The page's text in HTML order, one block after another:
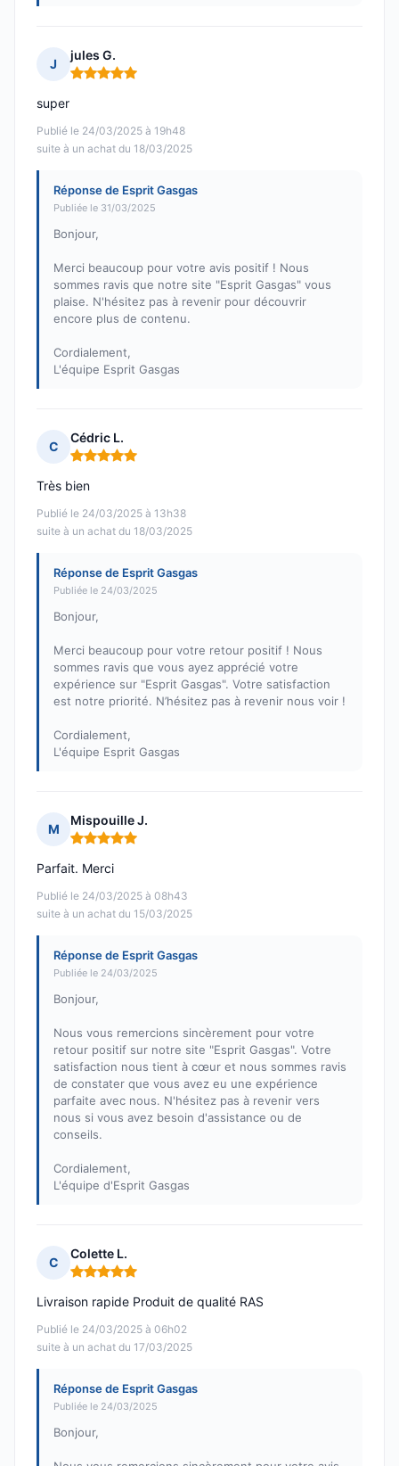
J
jules G.
Note : 5 sur 5
Publié le 24/03/2025 à 19h48
suite à un achat du 18/03/2025
super
Réponse de Esprit Gasgas
Publiée le 31/03/2025
Bonjour,
Merci beaucoup pour votre avis positif ! Nous
sommes ravis que notre site "Esprit Gasgas" vous
plaise. N'hésitez pas à revenir pour découvrir
encore plus de contenu.
Cordialement,
L'équipe Esprit Gasgas
C
Cédric L.
Note : 5 sur 5
Publié le 24/03/2025 à 13h38
suite à un achat du 18/03/2025
Très bien
Réponse de Esprit Gasgas
Publiée le 24/03/2025
Bonjour,
Merci beaucoup pour votre retour positif ! Nous
sommes ravis que vous ayez apprécié votre
expérience sur "Esprit Gasgas". Votre satisfaction
est notre priorité. N’hésitez pas à revenir nous voir !
Cordialement,
L'équipe Esprit Gasgas
M
Mispouille J.
Note : 5 sur 5
Publié le 24/03/2025 à 08h43
suite à un achat du 15/03/2025
Parfait. Merci
Réponse de Esprit Gasgas
Publiée le 24/03/2025
Bonjour,
Nous vous remercions sincèrement pour votre
retour positif sur notre site "Esprit Gasgas". Votre
satisfaction nous tient à cœur et nous sommes ravis
de constater que vous avez eu une expérience
parfaite avec nous. N'hésitez pas à revenir vers
nous si vous avez besoin d'assistance ou de
conseils.
Cordialement,
L'équipe d'Esprit Gasgas
C
Colette L.
Note : 5 sur 5
Publié le 24/03/2025 à 06h02
suite à un achat du 17/03/2025
Livraison rapide Produit de qualité RAS
Réponse de Esprit Gasgas
Publiée le 24/03/2025
Bonjour,